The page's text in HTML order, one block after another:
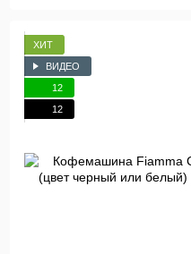
ХИТ
ВИДЕО
12
12